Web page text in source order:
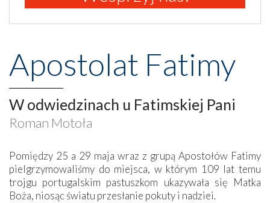
Apostolat Fatimy
W odwiedzinach u Fatimskiej Pani
Roman Motoła
Pomiędzy 25 a 29 maja wraz z grupą Apostołów Fatimy
pielgrzymowaliśmy do miejsca, w którym 109 lat temu
trojgu portugalskim pastuszkom ukazywała się Matka
Boża, niosąc światu przesłanie pokuty i nadziei.